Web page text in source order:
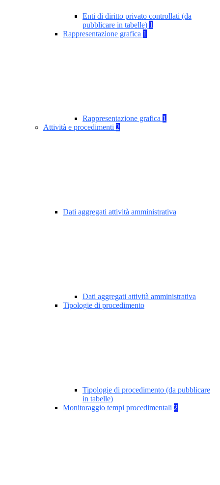
Enti di diritto privato controllati (da
pubblicare in tabelle) 1
Rappresentazione grafica 1
Rappresentazione grafica 1
Attività e procedimenti 2
Dati aggregati attività amministrativa
Dati aggregati attività amministrativa
Tipologie di procedimento
Tipologie di procedimento (da pubblicare
in tabelle)
Monitoraggio tempi procedimentali 2